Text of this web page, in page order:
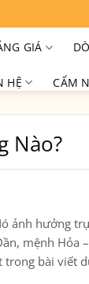
GIÁ
HỆ CẨM
Nào?
ảnh hưởng
mệnh Hỏa
trong bài viết